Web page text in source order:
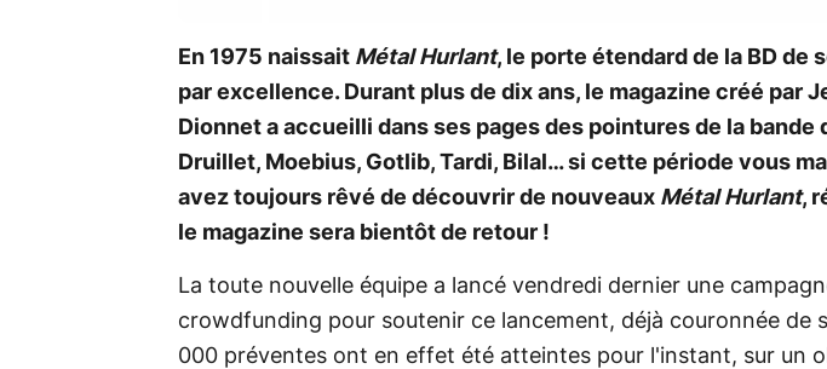
En 1975 naissait Métal Hurlant, le porte étendard de la BD
par excellence. Durant plus de dix ans, le magazine créé par
Dionnet a accueilli dans ses pages des pointures de la bande
Druillet, Moebius, Gotlib, Tardi, Bilal… si cette période vous
avez toujours rêvé de découvrir de nouveaux Métal Hurlant,
le magazine sera bientôt de retour !
La toute nouvelle équipe a lancé vendredi dernier une
crowdfunding pour soutenir ce lancement, déjà couronnée de
000 préventes ont en effet été atteintes pour l'instant, sur un